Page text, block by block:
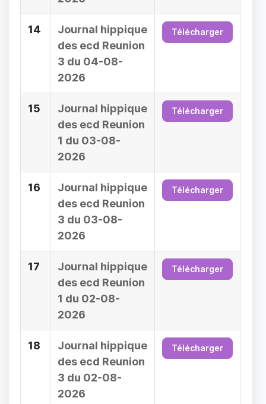
14
Journal hippique
des ecd Reunion
3 du 04-08-
2026
Télécharger
15
Journal hippique
des ecd Reunion
1 du 03-08-
2026
Télécharger
16
Journal hippique
des ecd Reunion
3 du 03-08-
2026
Télécharger
17
Journal hippique
des ecd Reunion
1 du 02-08-
2026
Télécharger
18
Journal hippique
des ecd Reunion
3 du 02-08-
2026
Télécharger